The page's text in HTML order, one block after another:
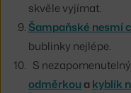
skvěle vyjímat.
Šampaňské nesmí
bublinky nejlépe.
S
odměrkoua kyblík